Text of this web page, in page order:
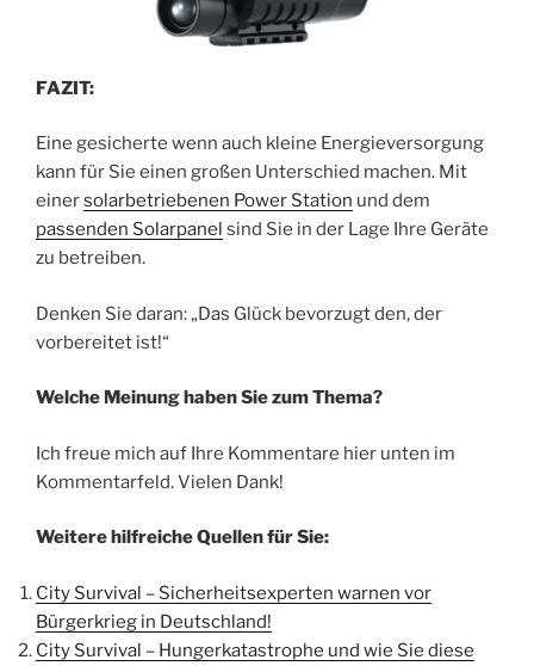
FAZIT:
Eine gesicherte wenn auch kleine Energieversorgung
kann für Sie einen großen Unterschied machen. Mit
einersolarbetriebenen Power Station und dem
passenden Solarpanel sind Sie in der Lage Ihre Geräte
zu betreiben.
Denken Sie daran: „Das Glück bevorzugt den, der
vorbereitet ist!“
Welche Meinung haben Sie zum Thema?
Ich freue mich auf Ihre Kommentare hier unten im
Kommentarfeld. Vielen Dank!
Weitere hilfreiche Quellen für Sie:
City Survival – Sicherheitsexperten warnen vor
Bürgerkrieg in Deutschland!
City Survival – Hungerkatastrophe und wie Sie diese